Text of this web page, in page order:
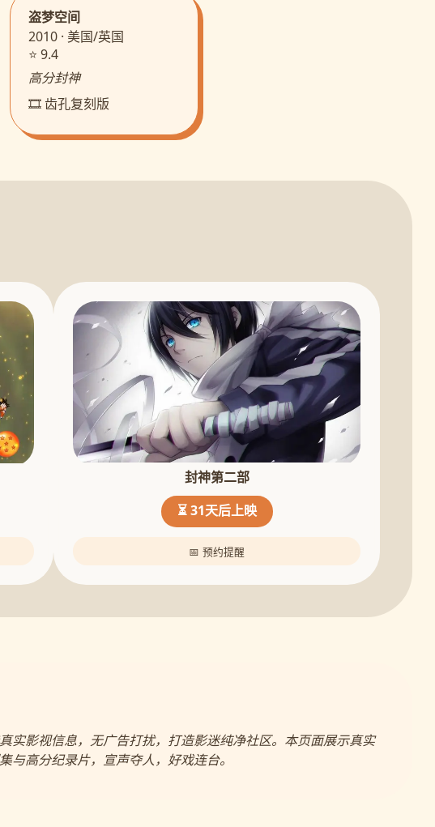
盗梦空间
2010 · 美国/英国
⭐ 9.4
高分封神
🎞️ 齿孔复刻版
封神第二部
⏳ 31天后上映
📅 预约提醒
实影视信息，无广告打扰，打造影迷纯净社区。本页面展示真实
高分纪录片，宣声夺人，好戏连台。